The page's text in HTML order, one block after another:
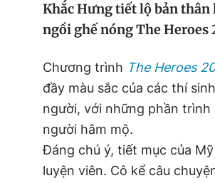
Khắc Hưng tiết lộ bản
ngồi ghế nóng The Heroes
Chương trình The Heroes
đầy màu sắc của các thí
người, với những phần
người hâm mộ.
Đáng chú ý, tiết mục của
luyện viên. Cô kể câu